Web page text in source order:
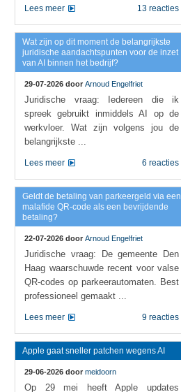
13 reacties
Lees meer
Wat zijn op dit moment de belangrijkste
juridische aandachtspunten voor de inzet
van AI binnen het bedrijf?
29-07-2026 door Arnoud Engelfriet
Juridische vraag: Iedereen die ik
spreek gebruikt inmiddels AI op de
werkvloer. Wat zijn volgens jou de
belangrijkste ...
6 reacties
Lees meer
Geldt de betaling van parkeergeld via een
malafide QR-code als een bevrijdende
betaling?
22-07-2026 door Arnoud Engelfriet
Juridische vraag: De gemeente Den
Haag waarschuwde recent voor valse
QR-codes op parkeerautomaten. Best
professioneel gemaakt ...
9 reacties
Lees meer
Apple gaat sneller patchen wegens AI
29-06-2026 door meidoorn
Op 29 mei heeft Apple updates